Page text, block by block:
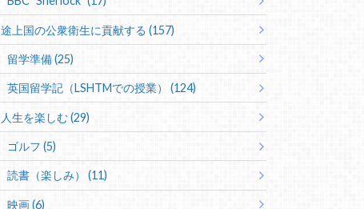
途上国の公衆衛生に貢献する (157)
留学準備 (25)
英国留学記（LSHTMでの授業） (124)
人生を楽しむ (29)
ゴルフ (5)
読書（楽しみ） (11)
映画 (6)